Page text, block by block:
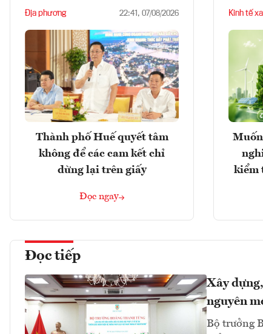
Địa phương 22:41, 07/08/2026
Thành phố Huế quyết tâm
không để các cam kết chỉ
dừng lại trên giấy
Đọc ngay
Kinh tế
kiểm
Đọc tiếp
Xây
nguyên
Bộ trưởng